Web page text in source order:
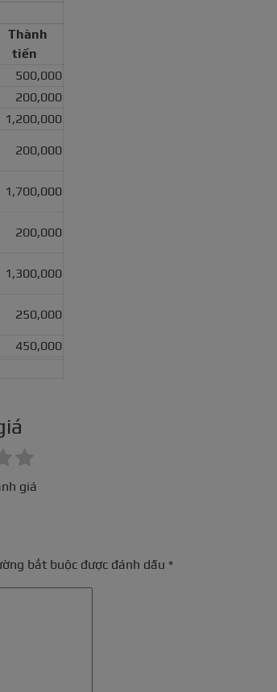
Thành
tiền
500,000
200,000
1,200,000
200,000
1,700,000
200,000
1,300,000
250,000
450,000
giá
bắt buộc được đánh dấu *